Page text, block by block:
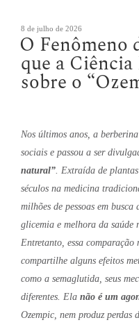
Publicado
em
8 de julho de 2026
O Fenômeno
que a
sobre o
Nos últimos anos, a
sociais e passou a ser
natural”. Extraída de
séculos na medicina
milhões de pessoas em
glicemia e melhora da saúde
Entretanto, essa
compartilhe alguns efeitos
como a semaglutida, seus
diferentes. Ela não é um
Ozempic, nem produz perdas